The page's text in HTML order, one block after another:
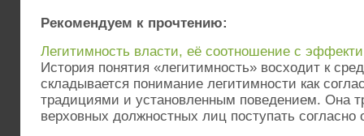
Рекомендуем к прочтению:
Легитимность власти, её соотношение с
История понятия «легитимность» восходит к
складывается понимание легитимности как
традициями и установленным поведением. Она
верховных должностных лиц поступать согласно